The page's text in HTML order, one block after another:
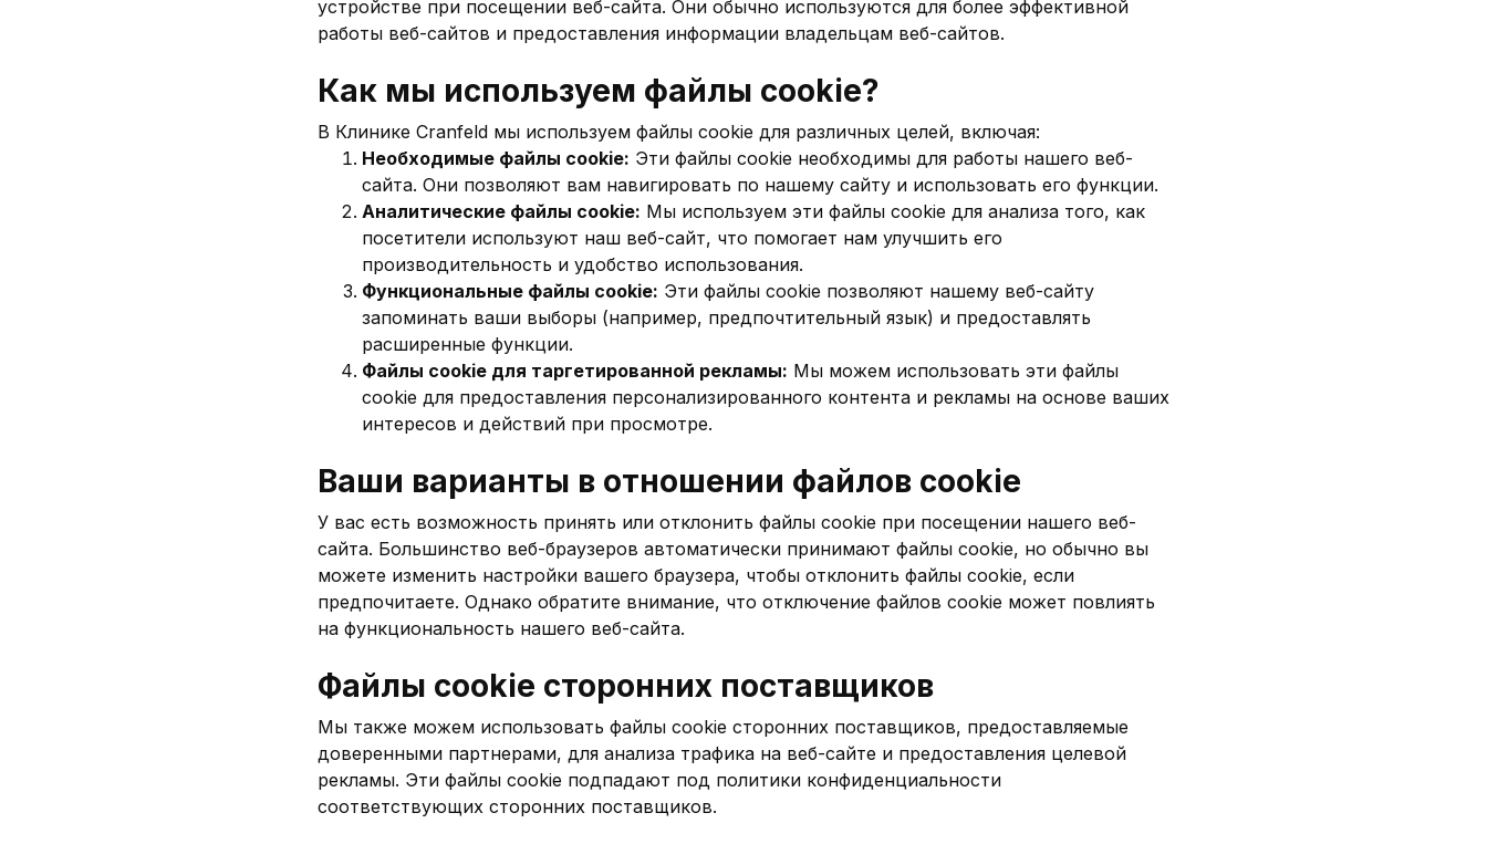
устройстве при посещении веб-сайта. Они обычно используются для более эффективной
работы веб-сайтов и предоставления информации владельцам веб-сайтов.
Как мы используем файлы cookie?
В Клинике Cranfeld мы используем файлы cookie для различных целей, включая:
Необходимые файлы cookie: Эти файлы cookie необходимы для работы нашего веб-
сайта. Они позволяют вам навигировать по нашему сайту и использовать его функции.
Аналитические файлы cookie: Мы используем эти файлы cookie для анализа того, как
посетители используют наш веб-сайт, что помогает нам улучшить его
производительность и удобство использования.
Функциональные файлы cookie: Эти файлы cookie позволяют нашему веб-сайту
запоминать ваши выборы (например, предпочтительный язык) и предоставлять
расширенные функции.
Файлы cookie для таргетированной рекламы: Мы можем использовать эти файлы
cookie для предоставления персонализированного контента и рекламы на основе ваших
интересов и действий при просмотре.
Ваши варианты в отношении файлов cookie
У вас есть возможность принять или отклонить файлы cookie при посещении нашего веб-
сайта. Большинство веб-браузеров автоматически принимают файлы cookie, но обычно вы
можете изменить настройки вашего браузера, чтобы отклонить файлы cookie, если
предпочитаете. Однако обратите внимание, что отключение файлов cookie может повлиять
на функциональность нашего веб-сайта.
Файлы cookie сторонних поставщиков
Мы также можем использовать файлы cookie сторонних поставщиков, предоставляемые
доверенными партнерами, для анализа трафика на веб-сайте и предоставления целевой
рекламы. Эти файлы cookie подпадают под политики конфиденциальности
соответствующих сторонних поставщиков.